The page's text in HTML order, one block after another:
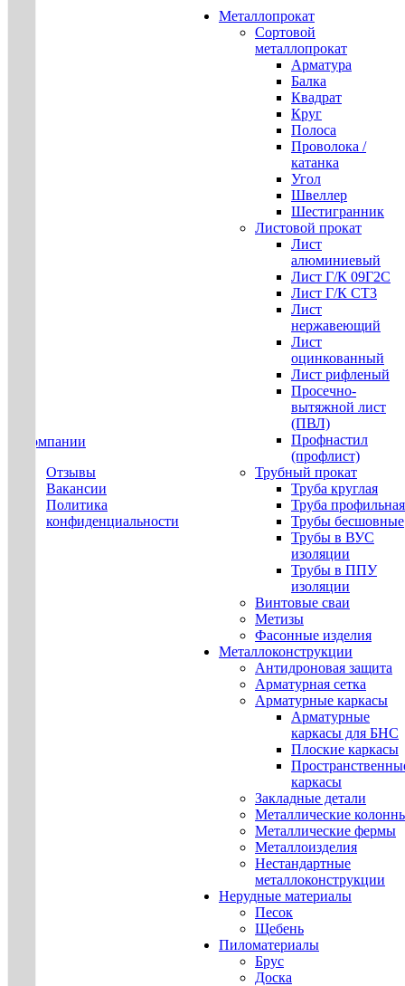
О компании
Отзывы
Вакансии
Политика
конфиденциальности
Металлопрокат
Сортовой
металлопрокат
Арматура
Балка
Квадрат
Круг
Полоса
Проволока /
катанка
Угол
Швеллер
Шестигранник
Листовой прокат
Лист
алюминиевый
Лист Г/К 09Г2С
Лист Г/К СТ3
Лист
нержавеющий
Лист
оцинкованный
Лист рифленый
Просечно-
вытяжной лист
(ПВЛ)
Профнастил
(профлист)
Трубный прокат
Труба круглая
Труба профильная
Трубы бесшовные
Трубы в ВУС
изоляции
Трубы в ППУ
изоляции
Винтовые сваи
Метизы
Фасонные изделия
Металлоконструкции
Антидроновая защита
Арматурная сетка
Арматурные каркасы
Арматурные
каркасы для БНС
Плоские каркасы
каркасы
Закладные детали
Металлические
Металлические фермы
Металлоизделия
Нестандартные
металлоконструкции
Нерудные материалы
Песок
Щебень
Пиломатериалы
Брус
Доска